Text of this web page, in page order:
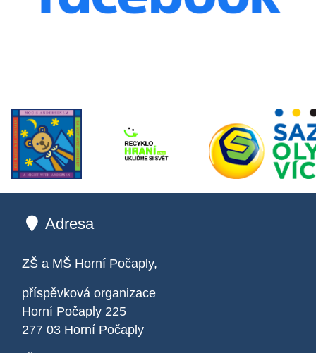
Adresa
ZŠ a MŠ Horní Počaply,
příspěvková organizace
Horní Počaply 225
277 03 Horní Počaply